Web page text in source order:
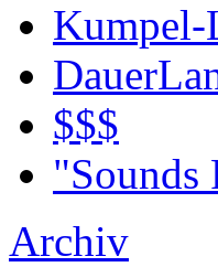
Kumpel-
$$$
"Sounds
Archiv